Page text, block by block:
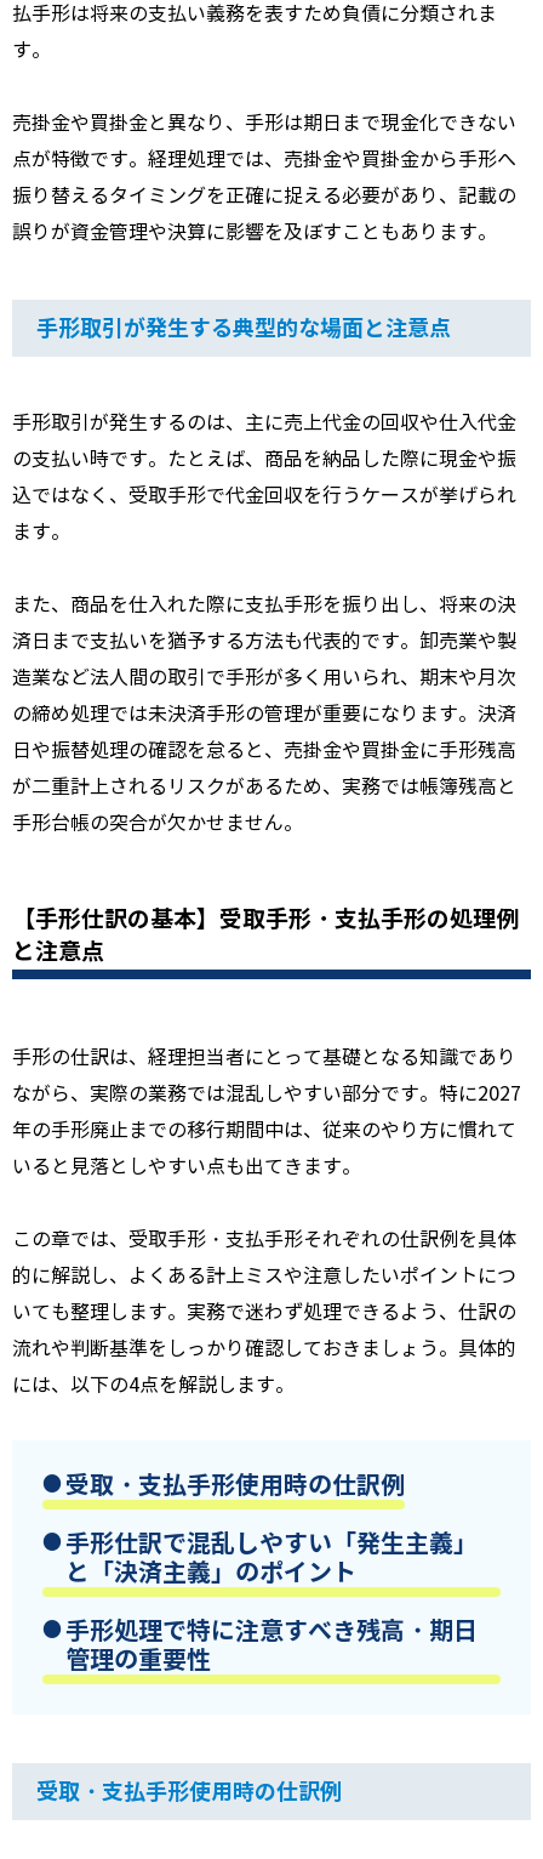
払手形は将来の支払い義務を表すため負債に分類されま
す。
売掛金や買掛金と異なり、手形は期日まで現金化できない
点が特徴です。経理処理では、売掛金や買掛金から手形へ
振り替えるタイミングを正確に捉える必要があり、記載の
誤りが資金管理や決算に影響を及ぼすこともあります。
手形取引が発生する典型的な場面と注意点
手形取引が発生するのは、主に売上代金の回収や仕入代金
の支払い時です。たとえば、商品を納品した際に現金や振
込ではなく、受取手形で代金回収を行うケースが挙げられ
ます。
また、商品を仕入れた際に支払手形を振り出し、将来の決
済日まで支払いを猶予する方法も代表的です。卸売業や製
造業など法人間の取引で手形が多く用いられ、期末や月次
の締め処理では未決済手形の管理が重要になります。決済
日や振替処理の確認を怠ると、売掛金や買掛金に手形残高
が二重計上されるリスクがあるため、実務では帳簿残高と
手形台帳の突合が欠かせません。
【手形仕訳の基本】受取手形・支払手形の処理例
と注意点
手形の仕訳は、経理担当者にとって基礎となる知識であり
ながら、実際の業務では混乱しやすい部分です。特に2027
年の手形廃止までの移行期間中は、従来のやり方に慣れて
いると見落としやすい点も出てきます。
この章では、受取手形・支払手形それぞれの仕訳例を具体
的に解説し、よくある計上ミスや注意したいポイントにつ
いても整理します。実務で迷わず処理できるよう、仕訳の
流れや判断基準をしっかり確認しておきましょう。具体的
には、以下の4点を解説します。
受取・支払手形使用時の仕訳例
手形仕訳で混乱しやすい「発生主義」
と「決済主義」のポイント
手形処理で特に注意すべき残高・期日
管理の重要性
受取・支払手形使用時の仕訳例